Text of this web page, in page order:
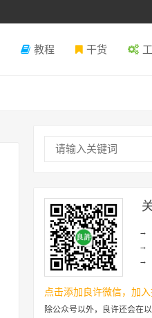
教程 干货
→
→
→
点击添加良许微信，加
除公众号以外，良许还会在